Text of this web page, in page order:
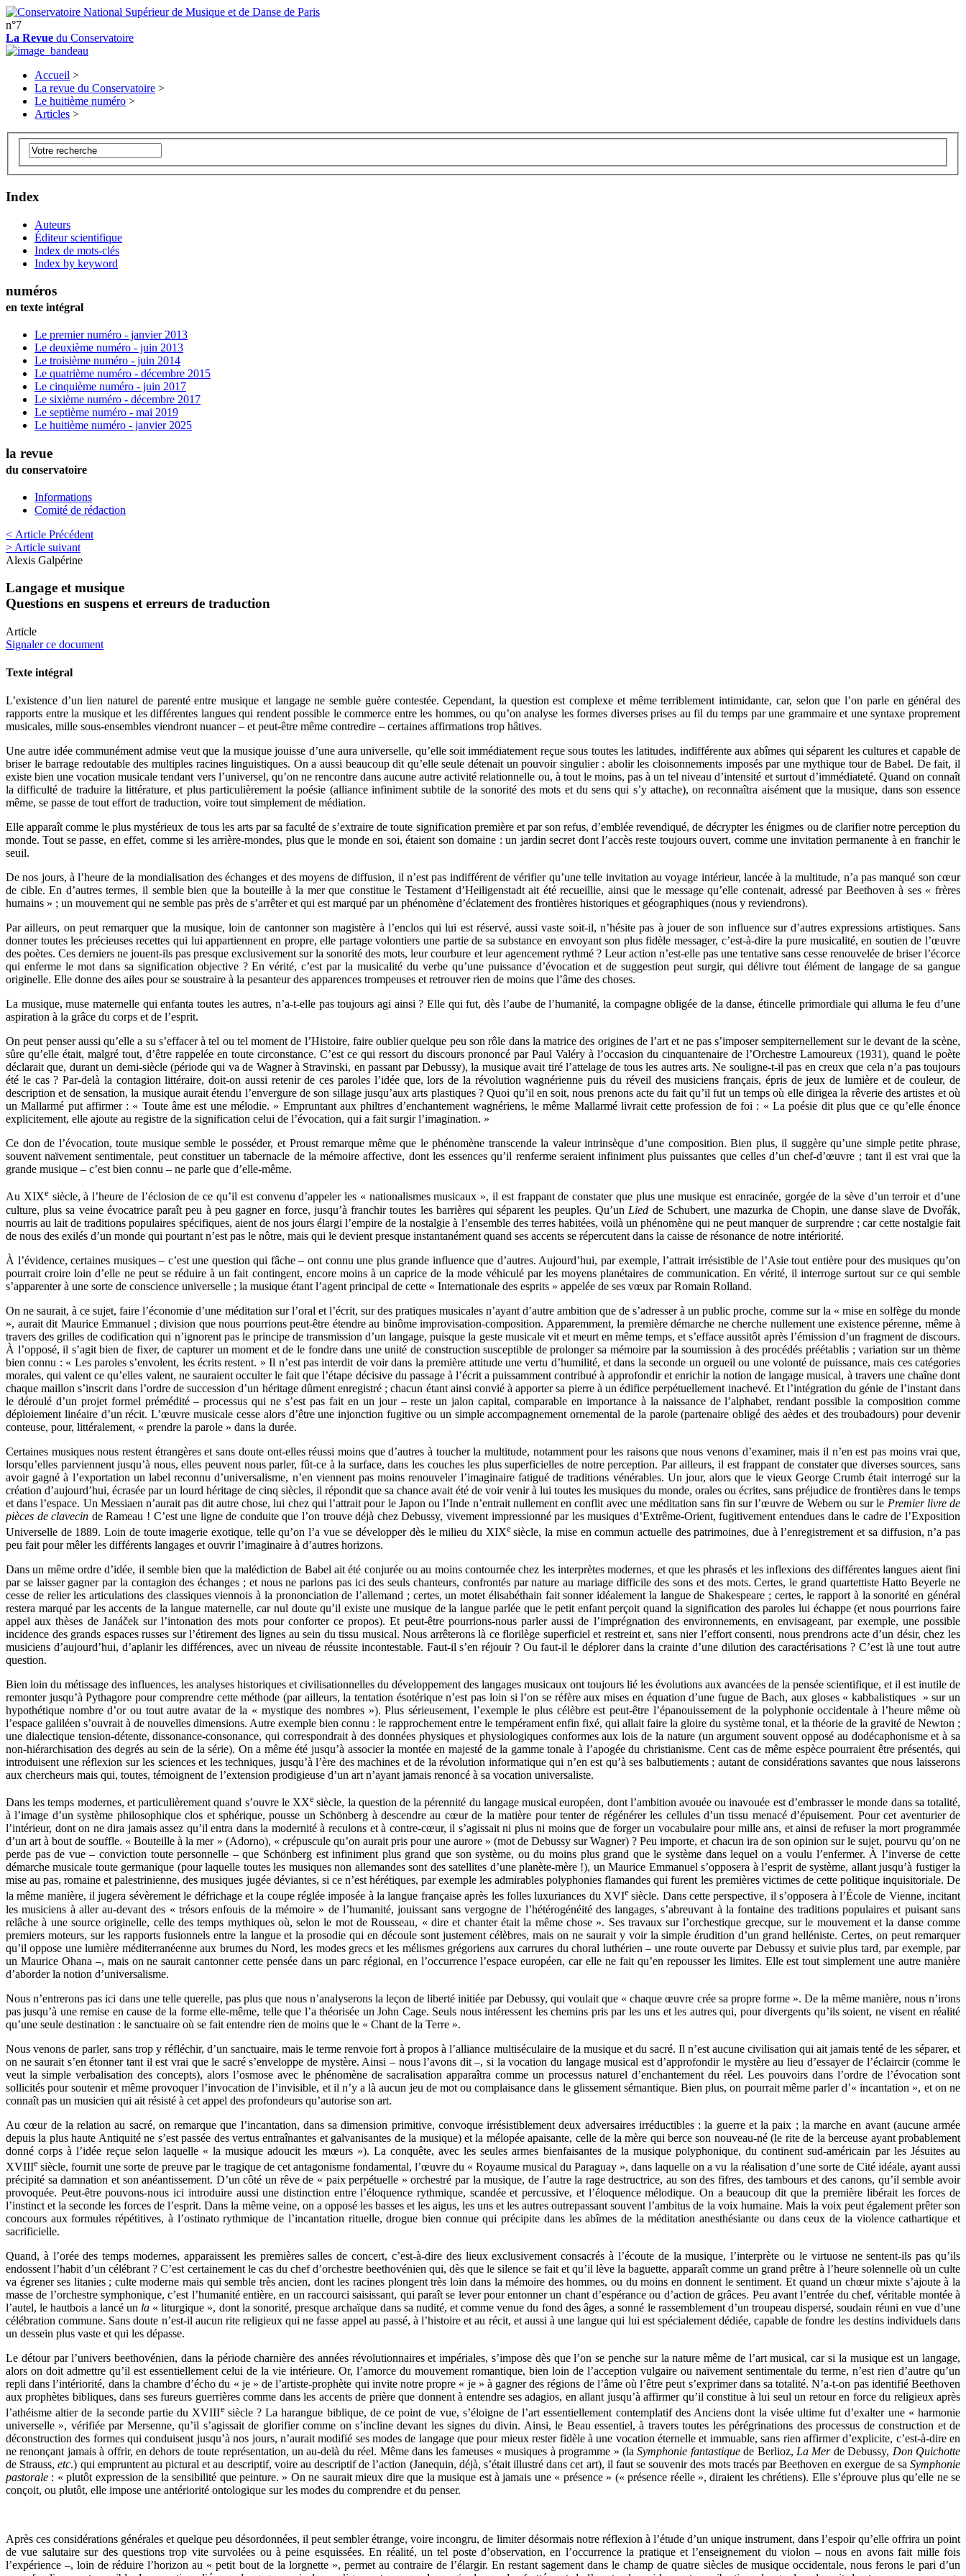
n°7
La Revue du Conservatoire
Accueil >
La revue du Conservatoire >
Le huitième numéro >
Articles >
Index
Auteurs
Éditeur scientifique
Index de mots-clés
Index by keyword
numéros
en texte intégral
Le premier numéro - janvier 2013
Le deuxième numéro - juin 2013
Le troisième numéro - juin 2014
Le quatrième numéro - décembre 2015
Le cinquième numéro - juin 2017
Le sixième numéro - décembre 2017
Le septième numéro - mai 2019
Le huitième numéro - janvier 2025
la revue
du conservatoire
Informations
Comité de rédaction
< Article Précédent
> Article suivant
Alexis Galpérine
Langage et musique
Questions en suspens et erreurs de traduction
Article
Signaler ce document
Texte intégral
L’existence d’un lien naturel de parenté entre musique et langage ne semble guère contestée. Cependant, la question est complexe et même terriblement intimidante, car, selon que l’on parle en général des
rapports entre la musique et les différentes langues qui rendent possible le commerce entre les hommes, ou qu’on analyse les formes diverses prises au fil du temps par une grammaire et une syntaxe proprement
musicales, mille sous-ensembles viendront nuancer – et peut-être même contredire – certaines affirmations trop hâtives.
Une autre idée communément admise veut que la musique jouisse d’une aura universelle, qu’elle soit immédiatement reçue sous toutes les latitudes, indifférente aux abîmes qui séparent les cultures et capable de
briser le barrage redoutable des multiples racines linguistiques. On a aussi beaucoup dit qu’elle seule détenait un pouvoir singulier : abolir les cloisonnements imposés par une mythique tour de Babel. De fait, il
existe bien une vocation musicale tendant vers l’universel, qu’on ne rencontre dans aucune autre activité relationnelle ou, à tout le moins, pas à un tel niveau d’intensité et surtout d’immédiateté. Quand on connaît
la difficulté de traduire la littérature, et plus particulièrement la poésie (alliance infiniment subtile de la sonorité des mots et du sens qui s’y attache), on reconnaîtra aisément que la musique, dans son essence
même, se passe de tout effort de traduction, voire tout simplement de médiation.
Elle apparaît comme le plus mystérieux de tous les arts par sa faculté de s’extraire de toute signification première et par son refus, d’emblée revendiqué, de décrypter les énigmes ou de clarifier notre perception du
monde. Tout se passe, en effet, comme si les arrière-mondes, plus que le monde en soi, étaient son domaine : un jardin secret dont l’accès reste toujours ouvert, comme une invitation permanente à en franchir le
seuil.
De nos jours, à l’heure de la mondialisation des échanges et des moyens de diffusion, il n’est pas indifférent de vérifier qu’une telle invitation au voyage intérieur, lancée à la multitude, n’a pas manqué son cœur
de cible. En d’autres termes, il semble bien que la bouteille à la mer que constitue le Testament d’Heiligenstadt ait été recueillie, ainsi que le message qu’elle contenait, adressé par Beethoven à ses « frères
humains » ; un mouvement qui ne semble pas près de s’arrêter et qui est marqué par un phénomène d’éclatement des frontières historiques et géographiques (nous y reviendrons).
Par ailleurs, on peut remarquer que la musique, loin de cantonner son magistère à l’enclos qui lui est réservé, aussi vaste soit-il, n’hésite pas à jouer de son influence sur d’autres expressions artistiques. Sans
donner toutes les précieuses recettes qui lui appartiennent en propre, elle partage volontiers une partie de sa substance en envoyant son plus fidèle messager, c’est-à-dire la pure musicalité, en soutien de l’œuvre
des poètes. Ces derniers ne jouent-ils pas presque exclusivement sur la sonorité des mots, leur courbure et leur agencement rythmé ? Leur action n’est-elle pas une tentative sans cesse renouvelée de briser l’écorce
qui enferme le mot dans sa signification objective ? En vérité, c’est par la musicalité du verbe qu’une puissance d’évocation et de suggestion peut surgir, qui délivre tout élément de langage de sa gangue
originelle. Elle donne des ailes pour se soustraire à la pesanteur des apparences trompeuses et retrouver rien de moins que l’âme des choses.
La musique, muse maternelle qui enfanta toutes les autres, n’a-t-elle pas toujours agi ainsi ? Elle qui fut, dès l’aube de l’humanité, la compagne obligée de la danse, étincelle primordiale qui alluma le feu d’une
aspiration à la grâce du corps et de l’esprit.
On peut penser aussi qu’elle a su s’effacer à tel ou tel moment de l’Histoire, faire oublier quelque peu son rôle dans la matrice des origines de l’art et ne pas s’imposer sempiternellement sur le devant de la scène,
sûre qu’elle était, malgré tout, d’être rappelée en toute circonstance. C’est ce qui ressort du discours prononcé par Paul Valéry à l’occasion du cinquantenaire de l’Orchestre Lamoureux (1931), quand le poète
déclarait que, durant un demi-siècle (période qui va de Wagner à Stravinski, en passant par Debussy), la musique avait tiré l’attelage de tous les autres arts. Ne souligne-t-il pas en creux que cela n’a pas toujours
été le cas ? Par-delà la contagion littéraire, doit-on aussi retenir de ces paroles l’idée que, lors de la révolution wagnérienne puis du réveil des musiciens français, épris de jeux de lumière et de couleur, de
description et de sensation, la musique aurait étendu l’envergure de son sillage jusqu’aux arts plastiques ? Quoi qu’il en soit, nous prenons acte du fait qu’il fut un temps où elle dirigea la rêverie des artistes et où
un Mallarmé put affirmer : « Toute âme est une mélodie. » Empruntant aux philtres d’enchantement wagnériens, le même Mallarmé livrait cette profession de foi : « La poésie dit plus que ce qu’elle énonce
explicitement, elle ajoute au registre de la signification celui de l’évocation, qui a fait surgir l’imagination. »
Ce don de l’évocation, toute musique semble le posséder, et Proust remarque même que le phénomène transcende la valeur intrinsèque d’une composition. Bien plus, il suggère qu’une simple petite phrase,
souvent naïvement sentimentale, peut constituer un tabernacle de la mémoire affective, dont les essences qu’il renferme seraient infiniment plus puissantes que celles d’un chef-d’œuvre ; tant il est vrai que la
grande musique – c’est bien connu – ne parle que d’elle-même.
Au XIXesiècle, à l’heure de l’éclosion de ce qu’il est convenu d’appeler les « nationalismes musicaux », il est frappant de constater que plus une musique est enracinée, gorgée de la sève d’un terroir et d’une
culture, plus sa veine évocatrice paraît peu à peu gagner en force, jusqu’à franchir toutes les barrières qui séparent les peuples. Qu’un Lied de Schubert, une mazurka de Chopin, une danse slave de Dvořák,
nourris au lait de traditions populaires spécifiques, aient de nos jours élargi l’empire de la nostalgie à l’ensemble des terres habitées, voilà un phénomène qui ne peut manquer de surprendre ; car cette nostalgie fait
de nous des exilés d’un monde qui pourtant n’est pas le nôtre, mais qui le devient presque instantanément quand ses accents se répercutent dans la caisse de résonance de notre intériorité.
À l’évidence, certaines musiques – c’est une question qui fâche – ont connu une plus grande influence que d’autres. Aujourd’hui, par exemple, l’attrait irrésistible de l’Asie tout entière pour des musiques qu’on
pourrait croire loin d’elle ne peut se réduire à un fait contingent, encore moins à un caprice de la mode véhiculé par les moyens planétaires de communication. En vérité, il interroge surtout sur ce qui semble
s’apparenter à une sorte de conscience universelle ; la musique étant l’agent principal de cette « Internationale des esprits » appelée de ses vœux par Romain Rolland.
On ne saurait, à ce sujet, faire l’économie d’une méditation sur l’oral et l’écrit, sur des pratiques musicales n’ayant d’autre ambition que de s’adresser à un public proche, comme sur la « mise en solfège du monde
», aurait dit Maurice Emmanuel ; division que nous pourrions peut-être étendre au binôme improvisation-composition. Apparemment, la première démarche ne cherche nullement une existence pérenne, même à
travers des grilles de codification qui n’ignorent pas le principe de transmission d’un langage, puisque la geste musicale vit et meurt en même temps, et s’efface aussitôt après l’émission d’un fragment de discours.
À l’opposé, il s’agit bien de fixer, de capturer un moment et de le fondre dans une unité de construction susceptible de prolonger sa mémoire par la soumission à des procédés préétablis ; variation sur un thème
bien connu : « Les paroles s’envolent, les écrits restent. » Il n’est pas interdit de voir dans la première attitude une vertu d’humilité, et dans la seconde un orgueil ou une volonté de puissance, mais ces catégories
morales, qui valent ce qu’elles valent, ne sauraient occulter le fait que l’étape décisive du passage à l’écrit a puissamment contribué à approfondir et enrichir la notion de langage musical, à travers une chaîne dont
chaque maillon s’inscrit dans l’ordre de succession d’un héritage dûment enregistré ; chacun étant ainsi convié à apporter sa pierre à un édifice perpétuellement inachevé. Et l’intégration du génie de l’instant dans
le déroulé d’un projet formel prémédité – processus qui ne s’est pas fait en un jour – reste un jalon capital, comparable en importance à la naissance de l’alphabet, rendant possible la composition comme
déploiement linéaire d’un récit. L’œuvre musicale cesse alors d’être une injonction fugitive ou un simple accompagnement ornemental de la parole (partenaire obligé des aèdes et des troubadours) pour devenir
conteuse, pour, littéralement, « prendre la parole » dans la durée.
Certaines musiques nous restent étrangères et sans doute ont-elles réussi moins que d’autres à toucher la multitude, notamment pour les raisons que nous venons d’examiner, mais il n’en est pas moins vrai que,
lorsqu’elles parviennent jusqu’à nous, elles peuvent nous parler, fût-ce à la surface, dans les couches les plus superficielles de notre perception. Par ailleurs, il est frappant de constater que diverses sources, sans
avoir gagné à l’exportation un label reconnu d’universalisme, n’en viennent pas moins renouveler l’imaginaire fatigué de traditions vénérables. Un jour, alors que le vieux George Crumb était interrogé sur la
création d’aujourd’hui, écrasée par un lourd héritage de cinq siècles, il répondit que sa chance avait été de voir venir à lui toutes les musiques du monde, orales ou écrites, sans préjudice de frontières dans le temps
et dans l’espace. Un Messiaen n’aurait pas dit autre chose, lui chez qui l’attrait pour le Japon ou l’Inde n’entrait nullement en conflit avec une méditation sans fin sur l’œuvre de Webern ou sur le Premier livre de
pièces de clavecin de Rameau ! C’est une ligne de conduite que l’on trouve déjà chez Debussy, vivement impressionné par les musiques d’Extrême-Orient, fugitivement entendues dans le cadre de l’Exposition
Universelle de 1889. Loin de toute imagerie exotique, telle qu’on l’a vue se développer dès le milieu du XIXe siècle, la mise en commun actuelle des patrimoines, due à l’enregistrement et sa diffusion, n’a pas
peu fait pour mêler les différents langages et ouvrir l’imaginaire à d’autres horizons.
Dans un même ordre d’idée, il semble bien que la malédiction de Babel ait été conjurée ou au moins contournée chez les interprètes modernes, et que les phrasés et les inflexions des différentes langues aient fini
par se laisser gagner par la contagion des échanges ; et nous ne parlons pas ici des seuls chanteurs, confrontés par nature au mariage difficile des sons et des mots. Certes, le grand quartettiste Hatto Beyerle ne
cesse de relier les articulations des classiques viennois à la prononciation de l’allemand ; certes, un motet élisabéthain fait sonner idéalement la langue de Shakespeare ; certes, le rapport à la sonorité en général
restera marqué par les accents de la langue maternelle, car nul doute qu’il existe une musique de la langue parlée que le petit enfant perçoit quand la signification des paroles lui échappe (et nous pourrions faire
appel aux thèses de Janáček sur l’intonation des mots pour conforter ce propos). Et peut-être pourrions-nous parler aussi de l’imprégnation des environnements, en envisageant, par exemple, une possible
incidence des grands espaces russes sur l’étirement des lignes au sein du tissu musical. Nous arrêterons là ce florilège superficiel et restreint et, sans nier l’effort consenti, nous prendrons acte d’un désir, chez les
musiciens d’aujourd’hui, d’aplanir les différences, avec un niveau de réussite incontestable. Faut-il s’en réjouir ? Ou faut-il le déplorer dans la crainte d’une dilution des caractérisations ? C’est là une tout autre
question.
Bien loin du métissage des influences, les analyses historiques et civilisationnelles du développement des langages musicaux ont toujours lié les évolutions aux avancées de la pensée scientifique, et il est inutile de
remonter jusqu’à Pythagore pour comprendre cette méthode (par ailleurs, la tentation ésotérique n’est pas loin si l’on se réfère aux mises en équation d’une fugue de Bach, aux gloses « kabbalistiques » sur un
hypothétique nombre d’or ou tout autre avatar de la « mystique des nombres »). Plus sérieusement, l’exemple le plus célèbre est peut-être l’épanouissement de la polyphonie occidentale à l’heure même où
l’espace galiléen s’ouvrait à de nouvelles dimensions. Autre exemple bien connu : le rapprochement entre le tempérament enfin fixé, qui allait faire la gloire du système tonal, et la théorie de la gravité de Newton ;
une dialectique tension-détente, dissonance-consonance, qui correspondrait à des données physiques et physiologiques conformes aux lois de la nature (un argument souvent opposé au dodécaphonisme et à sa
non-hiérarchisation des degrés au sein de la série). On a même été jusqu’à associer la montée en majesté de la gamme tonale à l’apogée du christianisme. Cent cas de même espèce pourraient être présentés, qui
introduisent une réflexion sur les sciences et les techniques, jusqu’à l’ère des machines et de la révolution informatique qui n’en est qu’à ses balbutiements ; autant de considérations savantes que nous laisserons
aux chercheurs mais qui, toutes, témoignent de l’extension prodigieuse d’un art n’ayant jamais renoncé à sa vocation universaliste.
Dans les temps modernes, et particulièrement quand s’ouvre le XXesiècle, la question de la pérennité du langage musical européen, dont l’ambition avouée ou inavouée est d’embrasser le monde dans sa totalité,
à l’image d’un système philosophique clos et sphérique, pousse un Schönberg à descendre au cœur de la matière pour tenter de régénérer les cellules d’un tissu menacé d’épuisement. Pour cet aventurier de
l’intérieur, dont on ne dira jamais assez qu’il entra dans la modernité à reculons et à contre-cœur, il s’agissait ni plus ni moins que de forger un vocabulaire pour mille ans, et ainsi de refuser la mort programmée
d’un art à bout de souffle. « Bouteille à la mer » (Adorno), « crépuscule qu’on aurait pris pour une aurore » (mot de Debussy sur Wagner) ? Peu importe, et chacun ira de son opinion sur le sujet, pourvu qu’on ne
perde pas de vue – conviction toute personnelle – que Schönberg est infiniment plus grand que son système, ou du moins plus grand que le système dans lequel on a voulu l’enfermer. À l’inverse de cette
démarche musicale toute germanique (pour laquelle toutes les musiques non allemandes sont des satellites d’une planète-mère !), un Maurice Emmanuel s’opposera à l’esprit de système, allant jusqu’à fustiger la
mise au pas, romaine et palestrinienne, des musiques jugée déviantes, si ce n’est hérétiques, par exemple les admirables polyphonies flamandes qui furent les premières victimes de cette politique inquisitoriale. De
la même manière, il jugera sévèrement le défrichage et la coupe réglée imposée à la langue française après les folles luxuriances du XVIesiècle. Dans cette perspective, il s’opposera à l’École de Vienne, incitant
les musiciens à aller au-devant des « trésors enfouis de la mémoire » de l’humanité, jouissant sans vergogne de l’hétérogénéité des langages, s’abreuvant à la fontaine des traditions populaires et puisant sans
relâche à une source originelle, celle des temps mythiques où, selon le mot de Rousseau, « dire et chanter était la même chose ». Ses travaux sur l’orchestique grecque, sur le mouvement et la danse comme
premiers moteurs, sur les rapports fusionnels entre la langue et la prosodie qui en découle sont justement célèbres, mais on ne saurait y voir la simple érudition d’un grand helléniste. Certes, on peut remarquer
qu’il oppose une lumière méditerranéenne aux brumes du Nord, les modes grecs et les mélismes grégoriens aux carrures du choral luthérien – une route ouverte par Debussy et suivie plus tard, par exemple, par
un Maurice Ohana –, mais on ne saurait cantonner cette pensée dans un parc régional, en l’occurrence l’espace européen, car elle ne fait qu’en repousser les limites. Elle est tout simplement une autre manière
d’aborder la notion d’universalisme.
Nous n’entrerons pas ici dans une telle querelle, pas plus que nous n’analyserons la leçon de liberté initiée par Debussy, qui voulait que « chaque œuvre crée sa propre forme ». De la même manière, nous n’irons
pas jusqu’à une remise en cause de la forme elle-même, telle que l’a théorisée un John Cage. Seuls nous intéressent les chemins pris par les uns et les autres qui, pour divergents qu’ils soient, ne visent en réalité
qu’une seule destination : le sanctuaire où se fait entendre rien de moins que le « Chant de la Terre ».
Nous venons de parler, sans trop y réfléchir, d’un sanctuaire, mais le terme renvoie fort à propos à l’alliance multiséculaire de la musique et du sacré. Il n’est aucune civilisation qui ait jamais tenté de les séparer, et
on ne saurait s’en étonner tant il est vrai que le sacré s’enveloppe de mystère. Ainsi – nous l’avons dit –, si la vocation du langage musical est d’approfondir le mystère au lieu d’essayer de l’éclaircir (comme le
veut la simple verbalisation des concepts), alors l’osmose avec le phénomène de sacralisation apparaîtra comme un processus naturel d’enchantement du réel. Les pouvoirs dans l’ordre de l’évocation sont
sollicités pour soutenir et même provoquer l’invocation de l’invisible, et il n’y a là aucun jeu de mot ou complaisance dans le glissement sémantique. Bien plus, on pourrait même parler d’« incantation », et on ne
connaît pas un musicien qui ait résisté à cet appel des profondeurs qu’autorise son art.
Au cœur de la relation au sacré, on remarque que l’incantation, dans sa dimension primitive, convoque irrésistiblement deux adversaires irréductibles : la guerre et la paix ; la marche en avant (aucune armée
depuis la plus haute Antiquité ne s’est passée des vertus entraînantes et galvanisantes de la musique) et la mélopée apaisante, celle de la mère qui berce son nouveau-né (le rite de la berceuse ayant probablement
donné corps à l’idée reçue selon laquelle « la musique adoucit les mœurs »). La conquête, avec les seules armes bienfaisantes de la musique polyphonique, du continent sud-américain par les Jésuites au
XVIIIe siècle, fournit une sorte de preuve par le tragique de cet antagonisme fondamental, l’œuvre du « Royaume musical du Paraguay », dans laquelle on a vu la réalisation d’une sorte de Cité idéale, ayant aussi
précipité sa damnation et son anéantissement. D’un côté un rêve de « paix perpétuelle » orchestré par la musique, de l’autre la rage destructrice, au son des fifres, des tambours et des canons, qu’il semble avoir
provoquée. Peut-être pouvons-nous ici introduire aussi une distinction entre l’éloquence rythmique, scandée et percussive, et l’éloquence mélodique. On a beaucoup dit que la première libérait les forces de
l’instinct et la seconde les forces de l’esprit. Dans la même veine, on a opposé les basses et les aigus, les uns et les autres outrepassant souvent l’ambitus de la voix humaine. Mais la voix peut également prêter son
concours aux formules répétitives, à l’ostinato rythmique de l’incantation rituelle, drogue bien connue qui précipite dans les abîmes de la méditation anesthésiante ou dans ceux de la violence cathartique et
sacrificielle.
Quand, à l’orée des temps modernes, apparaissent les premières salles de concert, c’est-à-dire des lieux exclusivement consacrés à l’écoute de la musique, l’interprète ou le virtuose ne sentent-ils pas qu’ils
endossent l’habit d’un célébrant ? C’est certainement le cas du chef d’orchestre beethovénien qui, dès que le silence se fait et qu’il lève la baguette, apparaît comme un grand prêtre à l’heure solennelle où un culte
va égrener ses litanies ; culte moderne mais qui semble très ancien, dont les racines plongent très loin dans la mémoire des hommes, ou du moins en donnent le sentiment. Et quand un chœur mixte s’ajoute à la
masse de l’orchestre symphonique, c’est l’humanité entière, en un raccourci saisissant, qui paraît se lever pour entonner un chant d’espérance ou d’action de grâces. Peu avant l’entrée du chef, véritable montée à
l’autel, le hautbois a lancé un la « liturgique », dont la sonorité, presque archaïque dans sa nudité, et comme venue du fond des âges, a sonné le rassemblement d’un troupeau dispersé, soudain réuni en vue d’une
célébration commune. Sans doute n’est-il aucun rite religieux qui ne fasse appel au passé, à l’histoire et au récit, et aussi à une langue qui lui est spécialement dédiée, capable de fondre les destins individuels dans
un dessein plus vaste et qui les dépasse.
Le détour par l’univers beethovénien, dans la période charnière des années révolutionnaires et impériales, s’impose dès que l’on se penche sur la nature même de l’art musical, car si la musique est un langage,
alors on doit admettre qu’il est essentiellement celui de la vie intérieure. Or, l’amorce du mouvement romantique, bien loin de l’acception vulgaire ou naïvement sentimentale du terme, n’est rien d’autre qu’un
repli dans l’intériorité, dans la chambre d’écho du « je » de l’artiste-prophète qui invite notre propre « je » à gagner des régions de l’âme où l’être peut s’exprimer dans sa totalité. N’a-t-on pas identifié Beethoven
aux prophètes bibliques, dans ses fureurs guerrières comme dans les accents de prière que donnent à entendre ses adagios, en allant jusqu’à affirmer qu’il constitue à lui seul un retour en force du religieux après
l’athéisme altier de la seconde partie du XVIIIe siècle ? La harangue biblique, de ce point de vue, s’éloigne de l’art essentiellement contemplatif des Anciens dont la visée ultime fut d’exalter une « harmonie
universelle », vérifiée par Mersenne, qu’il s’agissait de glorifier comme on s’incline devant les signes du divin. Ainsi, le Beau essentiel, à travers toutes les pérégrinations des processus de construction et de
déconstruction des formes qui conduisent jusqu’à nos jours, n’aurait modifié ses modes de langage que pour mieux rester fidèle à une vocation éternelle et immuable, sans rien affirmer d’explicite, c’est-à-dire en
ne renonçant jamais à offrir, en dehors de toute représentation, un au-delà du réel. Même dans les fameuses « musiques à programme » (laSymphonie fantastiquede Berlioz,La Merde Debussy, Don Quichotte
de Strauss,etc.) qui empruntent au pictural et au descriptif, voire au descriptif de l’action (Janequin, déjà, s’était illustré dans cet art), il faut se souvenir des mots tracés par Beethoven en exergue de saSymphonie
pastorale : « plutôt expression de la sensibilité que peinture. » On ne saurait mieux dire que la musique est à jamais une « présence » (« présence réelle », diraient les chrétiens). Elle s’éprouve plus qu’elle ne se
conçoit, ou plutôt, elle impose une antériorité ontologique sur les modes du comprendre et du penser.
Après ces considérations générales et quelque peu désordonnées, il peut sembler étrange, voire incongru, de limiter désormais notre réflexion à l’étude d’un unique instrument, dans l’espoir qu’elle offrira un point
de vue salutaire sur des questions trop vite survolées ou à peine esquissées. En réalité, un tel poste d’observation, en l’occurrence la pratique et l’enseignement du violon – nous en avons fait mille fois
l’expérience –, loin de réduire l’horizon au « petit bout de la lorgnette », permet au contraire de l’élargir. En restant sagement dans le champ de quatre siècles de musique occidentale, nous ferons le pari d’un